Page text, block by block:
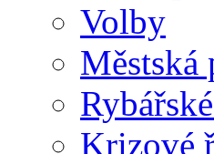
Volby
Městská
Krizové